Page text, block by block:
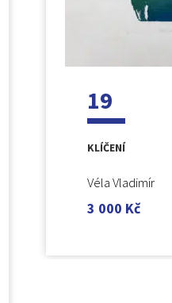
19
KLÍČENÍ
Véla Vladimír
3 000 Kč